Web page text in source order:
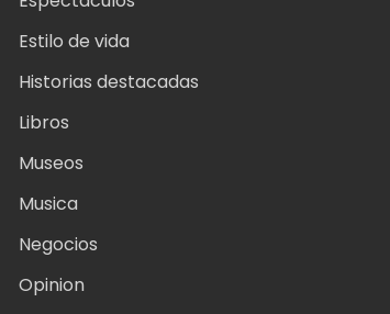
Estilo de vida
Historias destacadas
Libros
Museos
Musica
Negocios
Opinion